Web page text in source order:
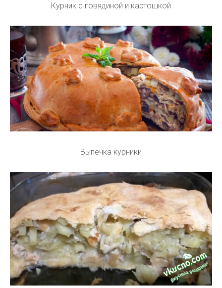
Курник с говядиной и картошкой
Выпечка курники